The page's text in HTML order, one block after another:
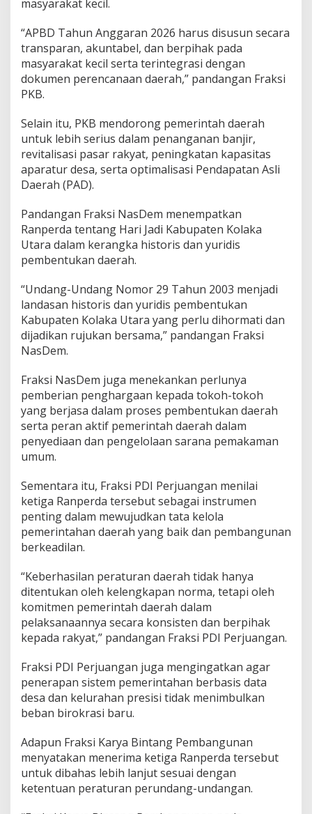
masyarakat kecil.
“APBD Tahun Anggaran 2026 harus disusun secara
transparan, akuntabel, dan berpihak pada
masyarakat kecil serta terintegrasi dengan
dokumen perencanaan daerah,” pandangan Fraksi
PKB.
Selain itu, PKB mendorong pemerintah daerah
untuk lebih serius dalam penanganan banjir,
revitalisasi pasar rakyat, peningkatan kapasitas
aparatur desa, serta optimalisasi Pendapatan Asli
Daerah (PAD).
Pandangan Fraksi NasDem menempatkan
Ranperda tentang Hari Jadi Kabupaten Kolaka
Utara dalam kerangka historis dan yuridis
pembentukan daerah.
“Undang-Undang Nomor 29 Tahun 2003 menjadi
landasan historis dan yuridis pembentukan
Kabupaten Kolaka Utara yang perlu dihormati dan
dijadikan rujukan bersama,” pandangan Fraksi
NasDem.
Fraksi NasDem juga menekankan perlunya
pemberian penghargaan kepada tokoh-tokoh
yang berjasa dalam proses pembentukan daerah
serta peran aktif pemerintah daerah dalam
penyediaan dan pengelolaan sarana pemakaman
umum.
Sementara itu, Fraksi PDI Perjuangan menilai
ketiga Ranperda tersebut sebagai instrumen
penting dalam mewujudkan tata kelola
pemerintahan daerah yang baik dan pembangunan
berkeadilan.
“Keberhasilan peraturan daerah tidak hanya
ditentukan oleh kelengkapan norma, tetapi oleh
komitmen pemerintah daerah dalam
pelaksanaannya secara konsisten dan berpihak
kepada rakyat,” pandangan Fraksi PDI Perjuangan.
Fraksi PDI Perjuangan juga mengingatkan agar
penerapan sistem pemerintahan berbasis data
desa dan kelurahan presisi tidak menimbulkan
beban birokrasi baru.
Adapun Fraksi Karya Bintang Pembangunan
menyatakan menerima ketiga Ranperda tersebut
untuk dibahas lebih lanjut sesuai dengan
ketentuan peraturan perundang-undangan.